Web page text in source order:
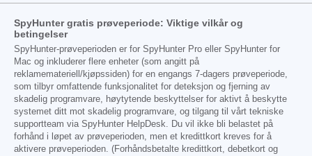
SpyHunter gratis prøveperiode: Viktige vilkår og
betingelser
SpyHunter-prøveperioden er for SpyHunter Pro eller SpyHunter for
Mac og inkluderer flere enheter (som angitt på
reklamemateriell/kjøpssiden) for en engangs 7-dagers prøveperiode,
som tilbyr omfattende funksjonalitet for deteksjon og fjerning av
skadelig programvare, høytytende beskyttelser for aktivt å beskytte
systemet ditt mot skadelig programvare, og tilgang til vårt tekniske
supportteam via SpyHunter HelpDesk. Du vil ikke bli belastet på
forhånd i løpet av prøveperioden, men et kredittkort kreves for å
aktivere prøveperioden. (Forhåndsbetalte kredittkort, debetkort og